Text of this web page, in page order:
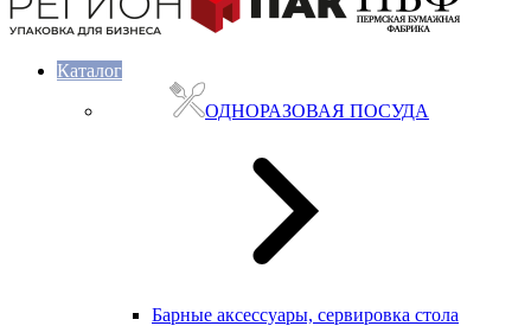
Каталог
ОДНОРАЗОВАЯ ПОСУДА
Барные аксессуары, сервировка стола